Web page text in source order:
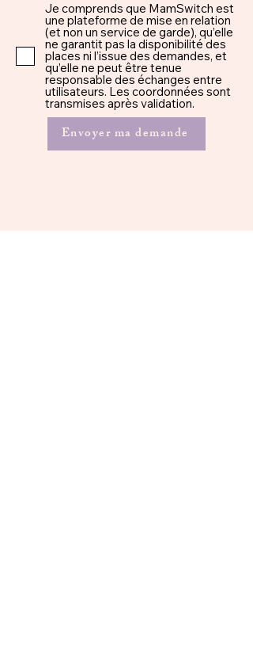
Je comprends que MamSwitch est
une plateforme de mise en relation
(et non un service de garde), qu’elle
ne garantit pas la disponibilité des
places ni l’issue des demandes, et
qu’elle ne peut être tenue
responsable des échanges entre
utilisateurs. Les coordonnées sont
transmises après validation.
Envoyer ma demande